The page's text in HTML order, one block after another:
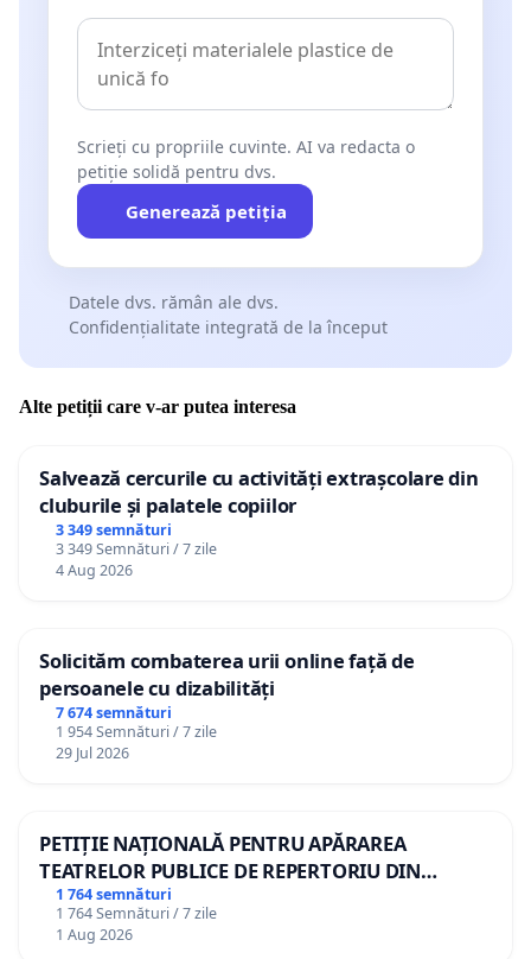
Scrieți cu propriile cuvinte. AI va redacta o
petiție solidă pentru dvs.
Generează petiția
Datele dvs. rămân ale dvs.
Confidențialitate integrată de la început
Alte petiții care v-ar putea interesa
Salvează cercurile cu activități extrașcolare din
cluburile și palatele copiilor
3 349 semnături
3 349 Semnături / 7 zile
4 Aug 2026
Solicităm combaterea urii online față de
persoanele cu dizabilități
7 674 semnături
1 954 Semnături / 7 zile
29 Jul 2026
PETIȚIE NAȚIONALĂ PENTRU APĂRAREA
TEATRELOR PUBLICE DE REPERTORIU DIN
ROMÂNIA
1 764 semnături
1 764 Semnături / 7 zile
1 Aug 2026